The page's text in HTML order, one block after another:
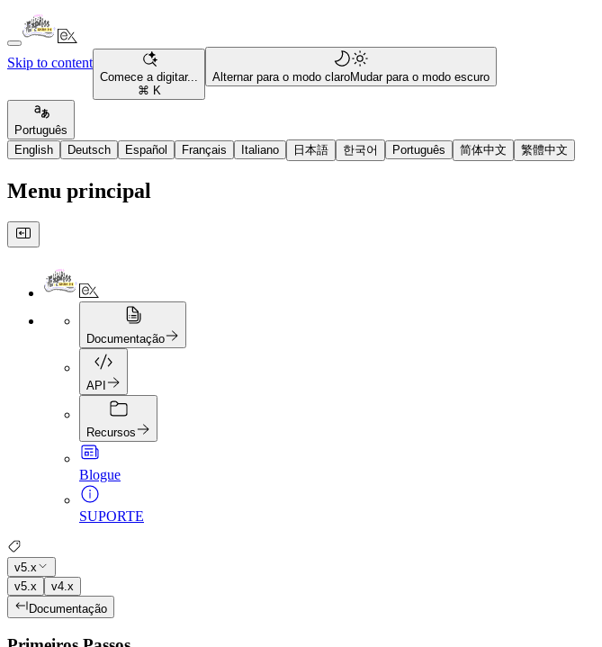
Skip to content
Comece a digitar...
⌘ K
Alternar para o modo claroMudar para o modo escuro
Português
English
Deutsch Español Français Italiano 日本語 한국어 Português 简体中文 繁體中文
Menu principal
Documentação
API
Recursos
Blogue
SUPORTE
v5.x
v5.x
v4.x
Documentação